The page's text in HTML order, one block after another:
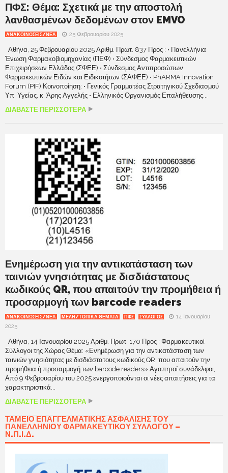
ΠΦΣ: Θέμα: Σχετικά με την αποστολή
λανθασμένων δεδομένων στον EMVO
ΑΝΑΚΟΙΝΩΣΕΙΣ/ΝΕΑ 25 Φεβρουαρίου 2025
Αθήνα, 25 Φεβρουαρίου 2025 Αριθμ. Πρωτ. 837 Προς : • Πανελλήνια
Ένωση Φαρμακοβιομηχανίας (ΠΕΦ) • Σύνδεσμος Φαρμακευτικών
Επιχειρήσεων Ελλάδος (ΣΦΕΕ) • Σύνδεσμος Αντιπροσώπων
Φαρμακευτικών Ειδών και Ειδικοτήτων (ΣΑΦΕΕ) • PhARMA Innovation
Forum (PIF) Κοινοποίηση: • Γενικός Γραμματέας Στρατηγικού Σχεδιασμού
Υπ. Υγείας, κ. Άρης Αγγελής • Ελληνικός Οργανισμός Επαλήθευσης...
ΔΙΑΒΑΣΤΕ ΠΕΡΙΣΣΟΤΕΡΑ
Ενημέρωση για την αντικατάσταση των
ταινιών γνησιότητας με δισδιάστατους
κωδικούς QR, που απαιτούν την προμήθεια ή
προσαρμογή των barcode readers
ΑΝΑΚΟΙΝΩΣΕΙΣ/ΝΕΑ ΜΕΛΗ/ΤΟΠΙΚΑ ΘΕΜΑΤΑ ΠΦΣ ΣΥΛΛΟΓΟΣ
14 Ιανουαρίου
2025
Αθήνα, 14 Ιανουαρίου 2025 Αριθμ. Πρωτ. 170 Προς : Φαρμακευτικοί
Σύλλογοι της Χώρας Θέμα: «Ενημέρωση για την αντικατάσταση των
ταινιών γνησιότητας με δισδιάστατους κωδικούς QR, που απαιτούν την
προμήθεια ή προσαρμογή των barcode readers» Αγαπητοί συνάδελφοι,
Από 9 Φεβρουαρίου του 2025 ενεργοποιούνται οι νέες απαιτήσεις για τα
χαρακτηριστικά...
ΔΙΑΒΑΣΤΕ ΠΕΡΙΣΣΟΤΕΡΑ
ΤΑΜΕΊΟ ΕΠΑΓΓΕΛΜΑΤΙΚΉΣ ΑΣΦΆΛΙΣΗΣ ΤΟΥ
ΠΑΝΕΛΛΗΝΊΟΥ ΦΑΡΜΑΚΕΥΤΙΚΟΎ ΣΥΛΛΌΓΟΥ –
Ν.Π.Ι.Δ.